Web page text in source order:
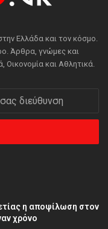
Ελλάδα και τον κόσμο.
Άρθρα, γνώμες και
Οικονομία και Αθλητικά.
η αποψίλωση στον
χρόνο